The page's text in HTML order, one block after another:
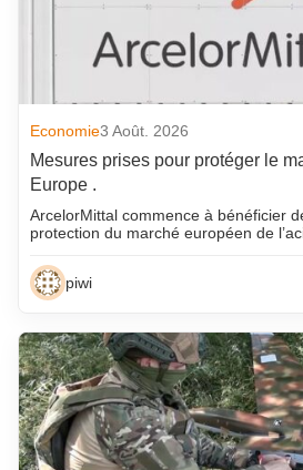
Economie3 Août. 2026
Mesures prises pour protéger le
Europe .
ArcelorMittal commence à bénéficier
protection du marché européen de
piwi